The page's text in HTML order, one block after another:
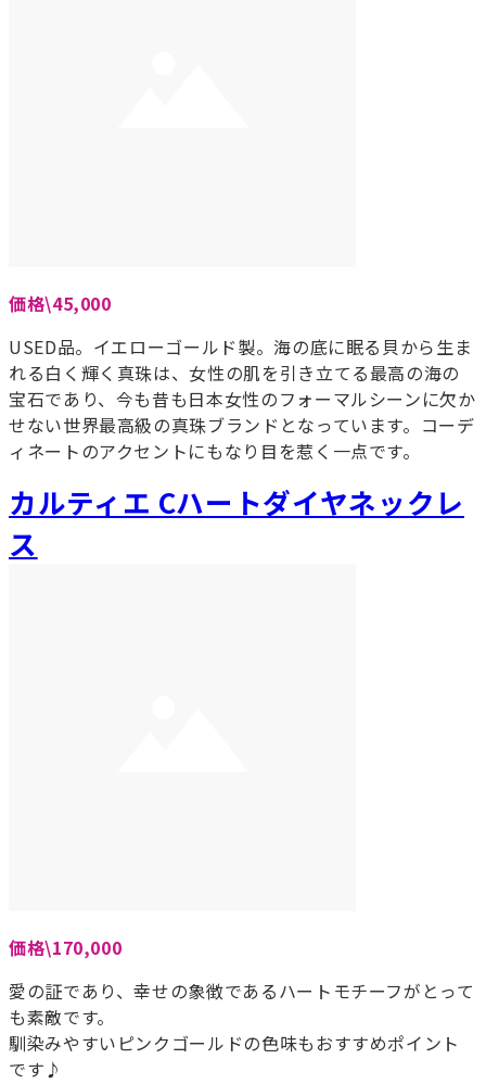
価格\45,000
USED品。イエローゴールド製。海の底に眠る貝から生ま
れる白く輝く真珠は、女性の肌を引き立てる最高の海の
宝石であり、今も昔も日本女性のフォーマルシーンに欠か
せない世界最高級の真珠ブランドとなっています。コーデ
ィネートのアクセントにもなり目を惹く一点です。
カルティエ Cハートダイヤネックレ
ス
価格\170,000
愛の証であり、幸せの象徴であるハートモチーフがとって
も素敵です。
馴染みやすいピンクゴールドの色味もおすすめポイント
です♪